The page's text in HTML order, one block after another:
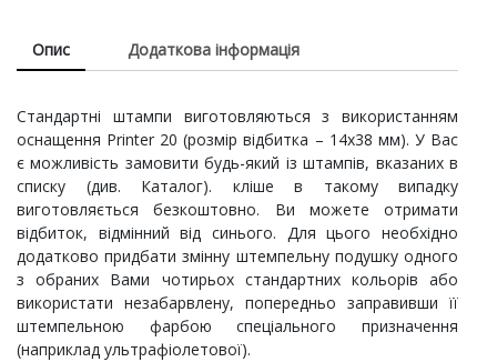
датою"
Опис Додаткова інформація
Стандартні штампи виготовляються з використанням
оснащення Printer 20 (розмір відбитка – 14х38 мм). У Вас
є можливість замовити будь-який із штампів, вказаних в
списку (див. Каталог). кліше в такому випадку
виготовляється безкоштовно. Ви можете отримати
відбиток, відмінний від синього. Для цього необхідно
додатково придбати змінну штемпельну подушку одного
з обраних Вами чотирьох стандартних кольорів або
використати незабарвлену, попередньо заправивши її
штемпельною фарбою спеціального призначення
(наприклад ультрафіолетової).